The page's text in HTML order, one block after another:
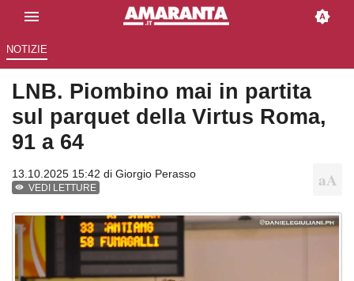
NOTIZIE
LNB. Piombino mai in partita
sul parquet della Virtus Roma,
91 a 64
13.10.2025 15:42 di Giorgio Perasso
VEDI LETTURE